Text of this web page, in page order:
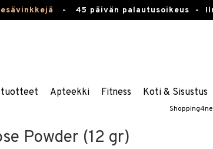
- 45 päivän palautusoikeus -
Apteekki Fitness Koti & Sisustus
Powder (12 gr)